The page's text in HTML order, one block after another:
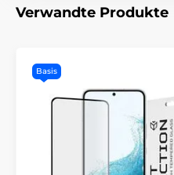
Verwandte Produkte
Basis